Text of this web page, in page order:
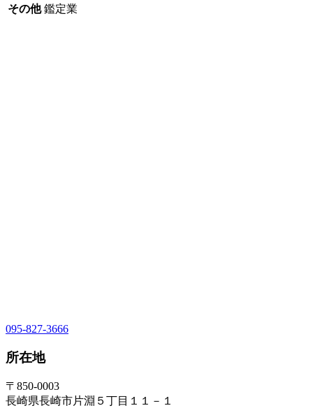
その他 鑑定業
095-827-3666
所在地
〒850-0003
長崎県長崎市片淵５丁目１１－１